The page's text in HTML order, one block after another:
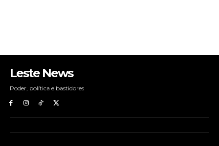
Leste News
Poder, política e bastidores